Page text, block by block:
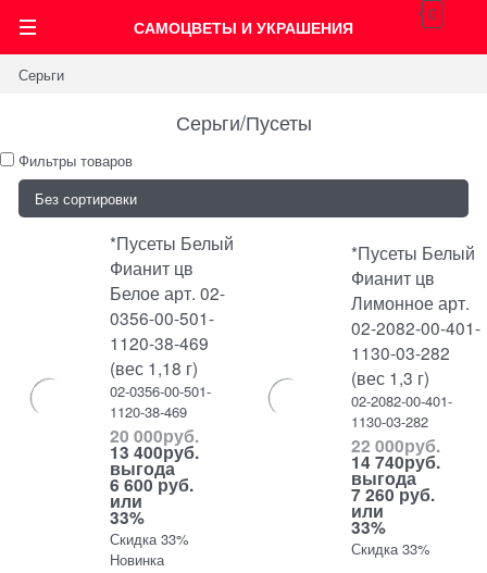
САМОЦВЕТЫ И УКРАШЕНИЯ
0
Серьги
Серьги/Пусеты
Фильтры товаров
*Пусеты Белый
Фианит цв
Белое арт. 02-
0356-00-501-
1120-38-469
(вес 1,18 г)
02-0356-00-501-
1120-38-469
20 000руб.
13 400руб.
выгода
6 600 руб.
или
33%
Скидка 33%
Новинка
*Пусеты Белый
Фианит цв
Лимонное арт.
02-2082-00-401-
1130-03-282
(вес 1,3 г)
02-2082-00-401-
1130-03-282
22 000руб.
14 740руб.
выгода
7 260 руб.
или
33%
Скидка 33%